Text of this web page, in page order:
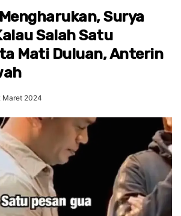
Surya
Salah Satu
Mati Duluan, Anterin
Maret 2024